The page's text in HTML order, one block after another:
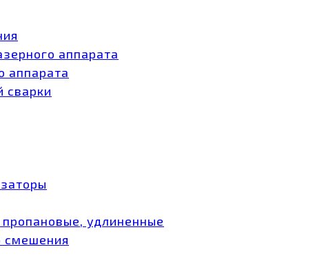
аппарата
аппарата
сварки
удлиненные
смешения